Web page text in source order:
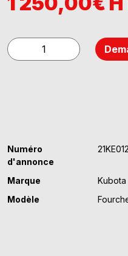
quantité
de
m
Numéro
d'annonce
Marque
Kubota
Modèle